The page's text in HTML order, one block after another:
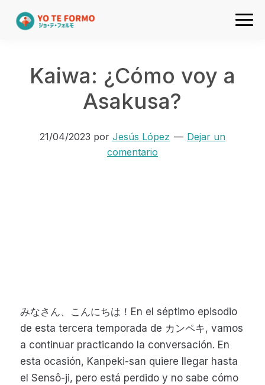
página
Academia
japones
online
formo
Kaiwa: ¿Cómo voy a
Asakusa?
21/04/2023 por Jesús López
Dejar un
comentario
みなさん、こんにちは！En el séptimo episodio
de esta tercera temporada de カンペキ, vamos
a continuar practicando la conversación. En
esta ocasión, Kanpeki-san quiere llegar hasta
el Sensô-ji, pero está perdido y no sabe cómo